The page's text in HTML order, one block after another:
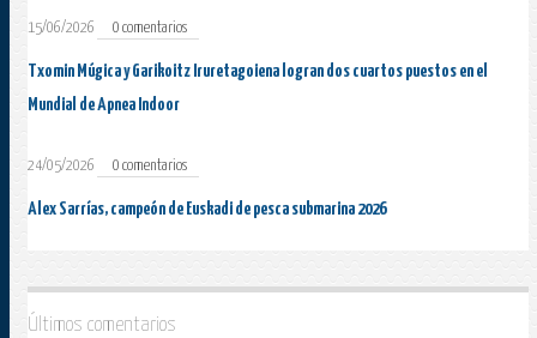
15/06/2026 0 comentarios
Txomin Múgica y Garikoitz Iruretagoiena logran dos cuartos puestos en el
Mundial de Apnea Indoor
24/05/2026 0 comentarios
Alex Sarrías, campeón de Euskadi de pesca submarina 2026
Últimos comentarios